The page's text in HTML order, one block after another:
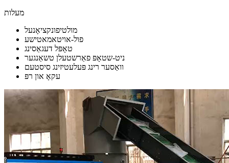
מעלות
מולטיפונקציאָנעל
פול-אויטאמאטישע
טאָפּל דעגאַסינג
ניט-שטאָפּ פאַרשטעלן טשאַנגער
וואַסער רינג פּעלעטיזינג סיסטעם
עקאָ און רפּ